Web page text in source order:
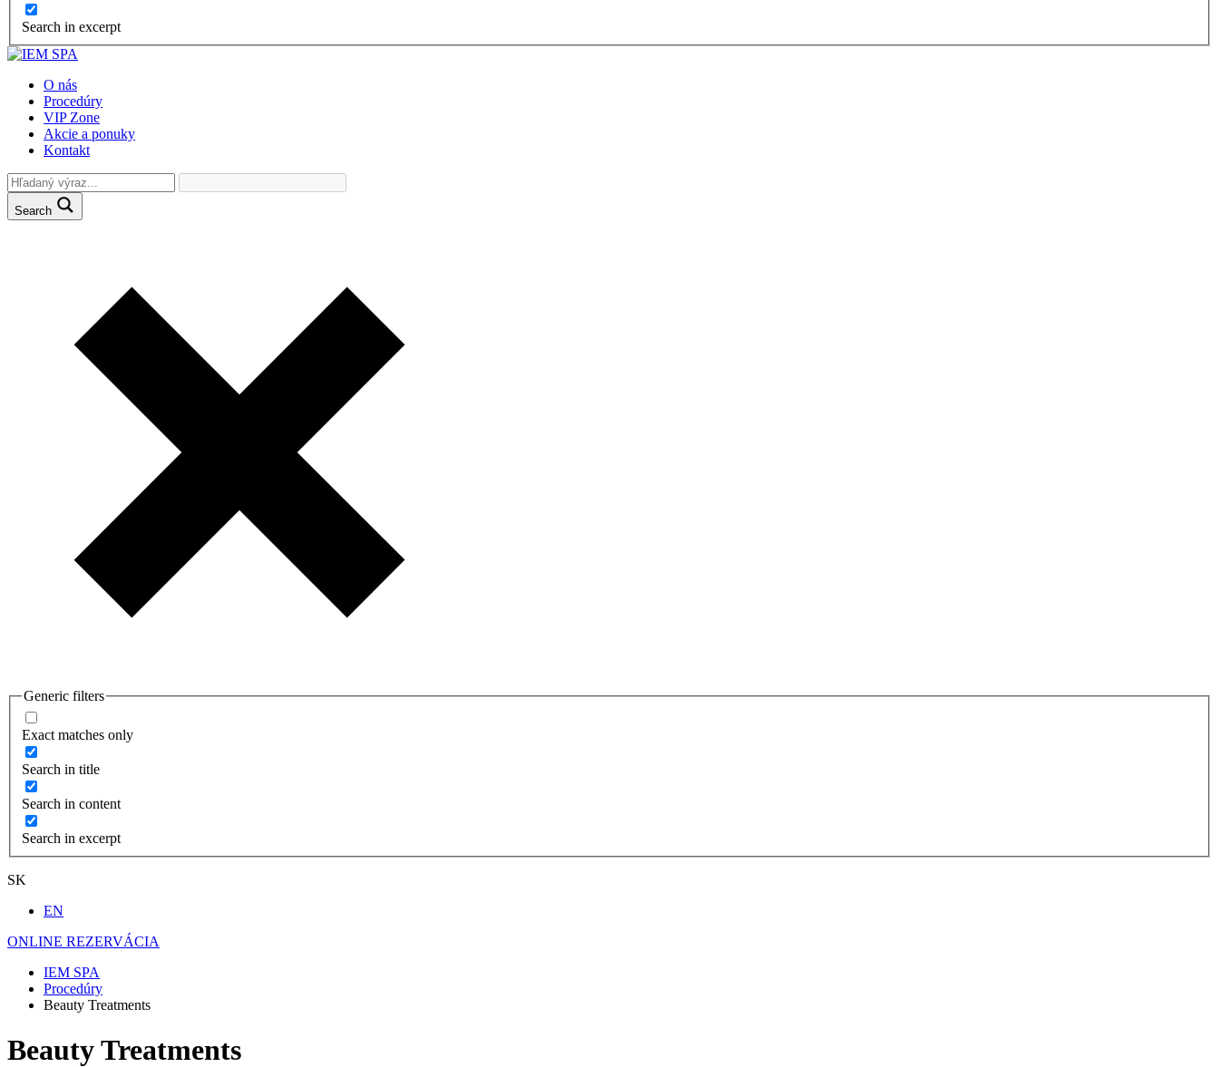
Search in excerpt
O nás
Procedúry
VIP Zone
Akcie a ponuky
Kontakt
Search
Generic filters
Exact matches only
Search in title
Search in content
Search in excerpt
SK
EN
ONLINE REZERVÁCIA
IEM SPA
Procedúry
Beauty Treatments
Beauty Treatments